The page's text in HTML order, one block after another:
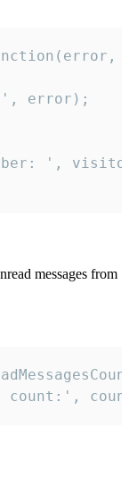
error);
',
messages from
count:',